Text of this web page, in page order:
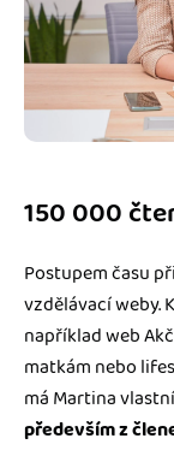
150 000
Postupem času
vzdělávací weby.
například web
matkám nebo
má Martina
především z